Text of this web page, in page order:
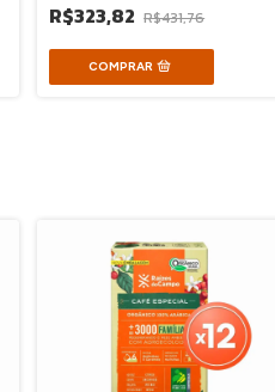
R$323,82 R$431,76